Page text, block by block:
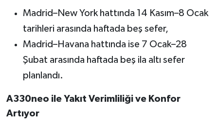
Madrid–New York hattında 14 Kasım–8 Ocak
tarihleri arasında haftada beş sefer,
Madrid–Havana hattında ise 7 Ocak–28
Şubat arasında haftada beş ila altı sefer
planlandı.
A330neo ile Yakıt Verimliliği ve Konfor
Artıyor